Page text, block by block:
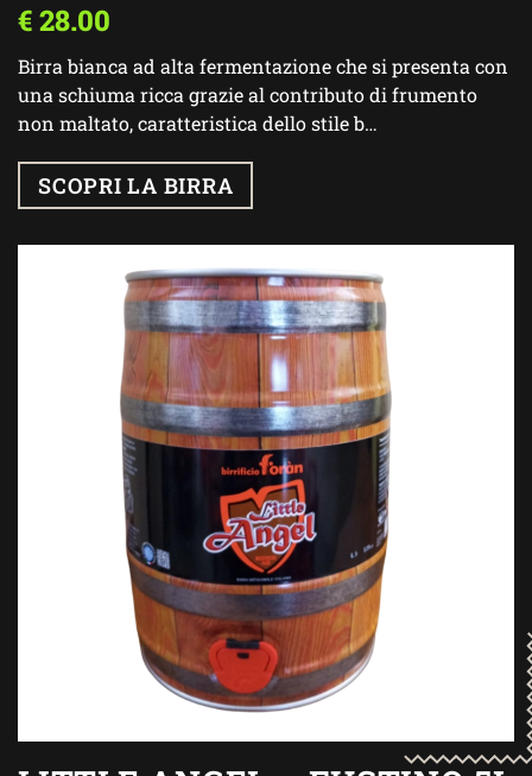
€28.00
Birra bianca ad alta fermentazione che si presenta con
una schiuma ricca grazie al contributo di frumento
non maltato, caratteristica dello stile b…
SCOPRI LA BIRRA